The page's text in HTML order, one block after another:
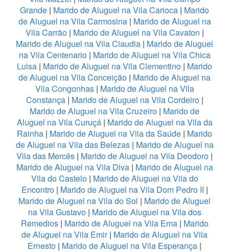
Grande | Marido de Aluguel na Vila Carioca | Marido
de Aluguel na Vila Carmosina| Marido de Aluguel na
Vila Carrão| Marido de Aluguel na Vila Cavaton |
Marido de Aluguel na Vila Claudia | Marido de Aluguel
na Vila Centenario| Marido de Aluguel na Vila Chica
Luisa | Marido de Aluguel na Vila Clementino | Marido
de Aluguel na Vila Conceição | Marido de Aluguel na
Vila Congonhas| Marido de Aluguel na Vila
Constança| Marido de Aluguel na Vila Cordeiro|
Marido de Aluguel na Vila Cruzeiro | Marido de
Aluguel na Vila Curuçá | Marido de Aluguel na Vila da
Rainha | Marido de Aluguel na Vila da Saúde | Marido
de Aluguel na Vila das Belezas| Marido de Aluguel na
Vila das Mercês | Marido de Aluguel na Vila Deodoro |
Marido de Aluguel na Vila Diva| Marido de Aluguel na
Vila do Castelo| Marido de Aluguel na Vila do
Encontro| Marido de Aluguel na Vila Dom Pedro II |
Marido de Aluguel na Vila do Sol | Marido de Aluguel
na Vila Gustavo| Marido de Aluguel na Vila dos
Remedios| Marido de Aluguel na Vila Ema| Marido
de Aluguel na Vila Emir| Marido de Aluguel na Vila
Ernesto | Marido de Aluguel na Vila Esperança |